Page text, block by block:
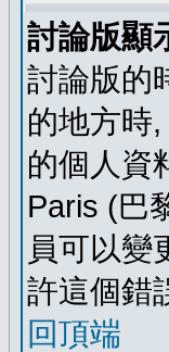
討論版顯
討論版的
的地方時
的個人資
Paris (巴
員可以變
許這個錯
回頂端